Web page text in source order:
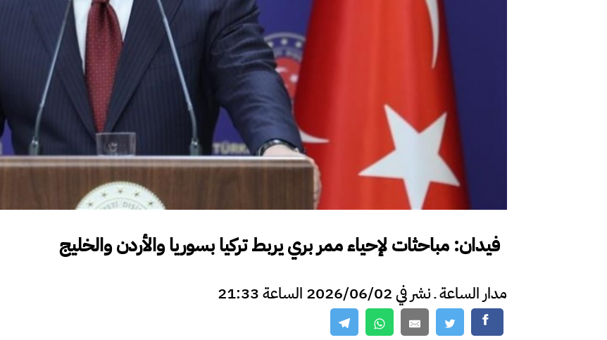
فيدان: مباحثات لإحياء ممر بري يربط تركيا بسوريا والأردن والخليج
مدار الساعة ـ نشر في 2026/06/02 الساعة 21:33